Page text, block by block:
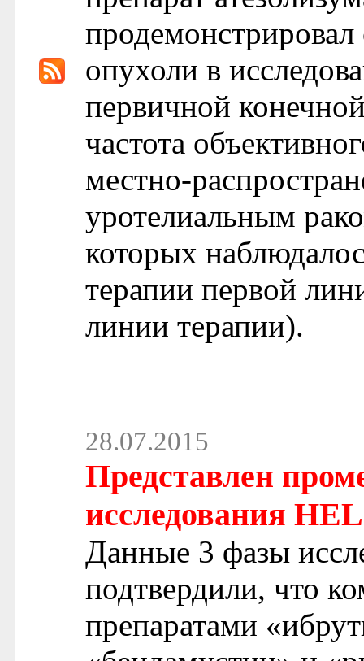
опухоли в
первичной
частота
местно-
уротелиальным
которых
терапии первой
линии терапии).
28.07.2015
Представлен
исследования
Данные 3 фазы
подтвердили, что
препаратами